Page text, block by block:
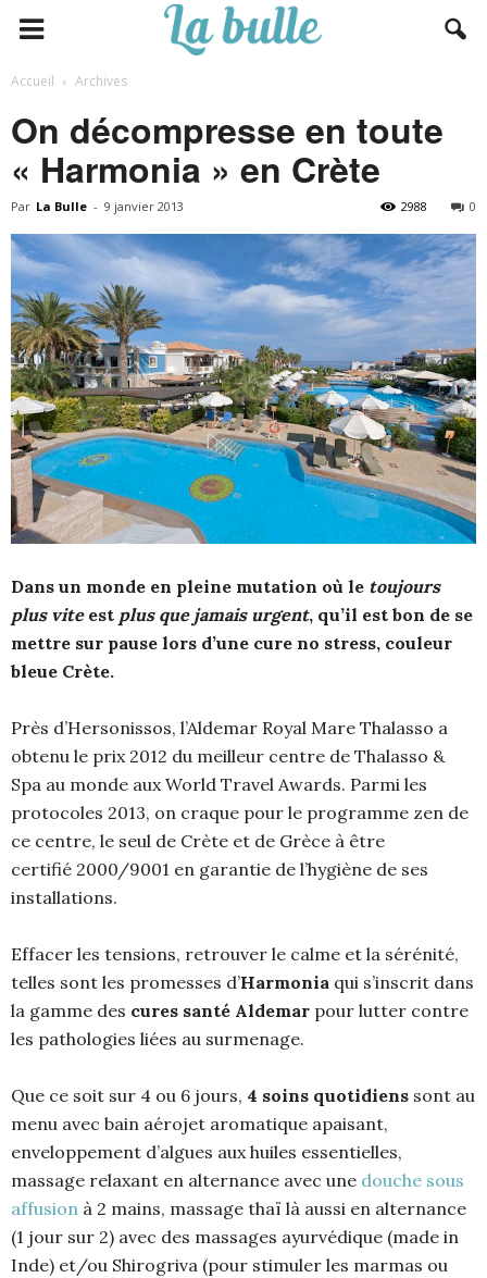
Accueil Archives
On décompresse en toute
« Harmonia » en Crète
Par La Bulle - 9 janvier 2013 0
2988
Dans un monde en pleine mutation où le toujours
plus viteest plus que jamais urgent, qu’il est bon de se
mettre sur pause lors d’une cure no stress, couleur
bleue Crète.
Près d’Hersonissos, l’Aldemar Royal Mare Thalasso a
obtenu le prix 2012 du meilleur centre de Thalasso &
Spa au monde aux World Travel Awards. Parmi les
protocoles 2013, on craque pour le programme zen de
ce centre, le seul de Crète et de Grèce à être
certifié 2000/9001 en garantie de l’hygiène de ses
installations.
Effacer les tensions, retrouver le calme et la sérénité,
telles sont les promesses d’Harmonia qui s’inscrit dans
la gamme des cures santé Aldemar pour lutter contre
les pathologies liées au surmenage.
Que ce soit sur 4 ou 6 jours, 4 soins quotidiens sont au
menu avec bain aérojet aromatique apaisant,
enveloppement d’algues aux huiles essentielles,
massage relaxant en alternance avec une douche sous
affusion à 2 mains, massage thaï là aussi en alternance
(1 jour sur 2) avec des massages ayurvédique (made in
Inde) et/ou Shirogriva (pour stimuler les marmas ou